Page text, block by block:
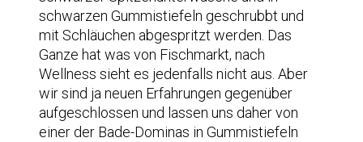
schwarzen Gummistiefeln geschrubbt und
mit Schläuchen abgespritzt werden. Das
Ganze hat was von Fischmarkt, nach
Wellness sieht es jedenfalls nicht aus. Aber
wir sind ja neuen Erfahrungen gegenüber
aufgeschlossen und lassen uns daher von
einer der Bade-Dominas in Gummistiefeln